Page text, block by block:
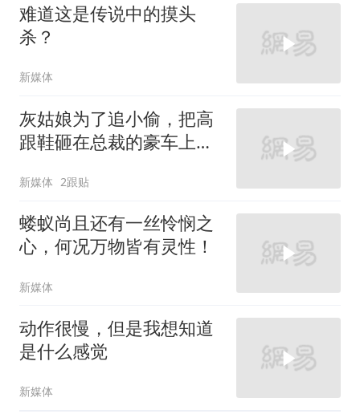
难道这是传说中的摸头
杀？
新媒体
灰姑娘为了追小偷，把高
跟鞋砸在总裁的豪车上，
新媒体 2跟贴
蝼蚁尚且还有一丝怜悯之
心，何况万物皆有灵性！
新媒体
动作很慢，但是我想知道
是什么感觉
新媒体